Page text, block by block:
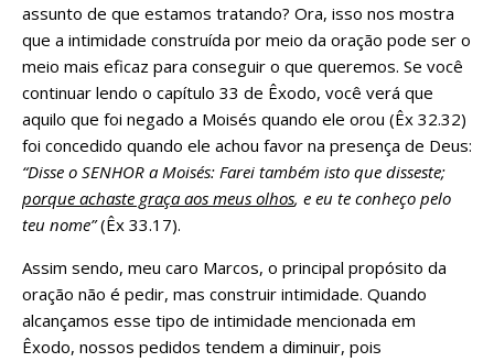
assunto de que estamos tratando? Ora, isso nos mostra
que a intimidade construída por meio da oração pode ser o
meio mais eficaz para conseguir o que queremos. Se você
continuar lendo o capítulo 33 de Êxodo, você verá que
aquilo que foi negado a Moisés quando ele orou (Êx 32.32)
foi concedido quando ele achou favor na presença de Deus:
“Disse o SENHOR a Moisés: Farei também isto que disseste;
porque achaste graça aos meus olhos, e eu te conheço pelo
teu nome”(Êx 33.17).
Assim sendo, meu caro Marcos, o principal propósito da
oração não é pedir, mas construir intimidade. Quando
alcançamos esse tipo de intimidade mencionada em
Êxodo, nossos pedidos tendem a diminuir, pois